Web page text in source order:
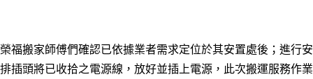
榮福搬家師傅們確認已依據業者需求定位於其安置處後；進行安
排插頭將已收拾之電源線，放好並插上電源 ， 此次搬運服務作業